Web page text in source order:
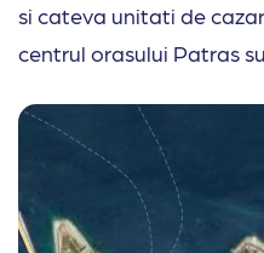
si cateva unitati de
centrul orasului Patras